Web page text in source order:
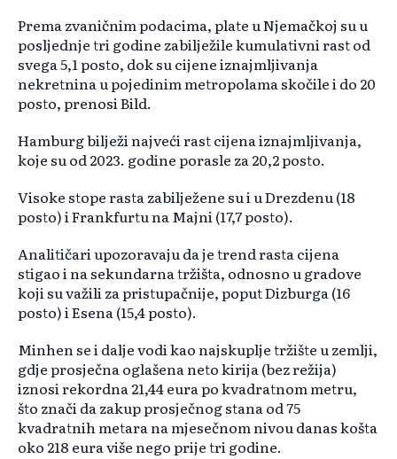
Prema zvaničnim podacima, plate u Njemačkoj su u
posljednje tri godine zabilježile kumulativni rast od
svega 5,1 posto, dok su cijene iznajmljivanja
nekretnina u pojedinim metropolama skočile i do 20
posto, prenosi Bild.
Hamburg bilježi najveći rast cijena iznajmljivanja,
koje su od 2023. godine porasle za 20,2 posto.
Visoke stope rasta zabilježene su i u Drezdenu (18
posto) i Frankfurtu na Majni (17,7 posto).
Analitičari upozoravaju da je trend rasta cijena
stigao i na sekundarna tržišta, odnosno u gradove
koji su važili za pristupačnije, poput Dizburga (16
posto) i Esena (15,4 posto).
Minhen se i dalje vodi kao najskuplje tržište u zemlji,
gdje prosječna oglašena neto kirija (bez režija)
iznosi rekordna 21,44 eura po kvadratnom metru,
što znači da zakup prosječnog stana od 75
kvadratnih metara na mjesečnom nivou danas košta
oko 218 eura više nego prije tri godine.